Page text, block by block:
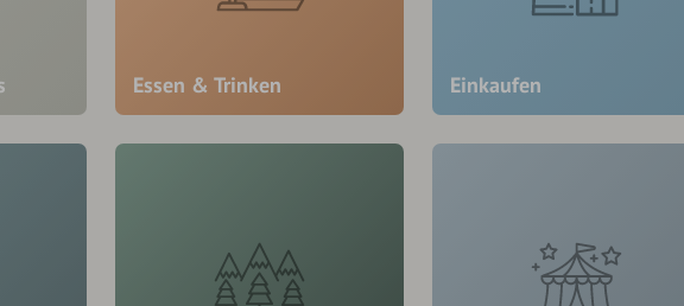
Essen & Trinken Einkaufen